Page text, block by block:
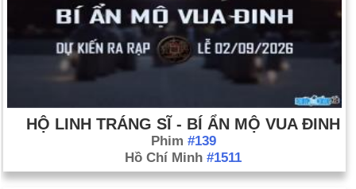
HỘ LINH TRÁNG SĨ - BÍ ẨN MỘ VUA ĐINH
Phim #139
Hồ Chí Minh #1511